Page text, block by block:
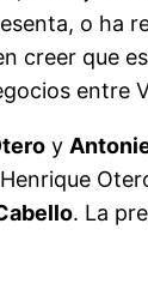
o ha
que
entre
y
. La